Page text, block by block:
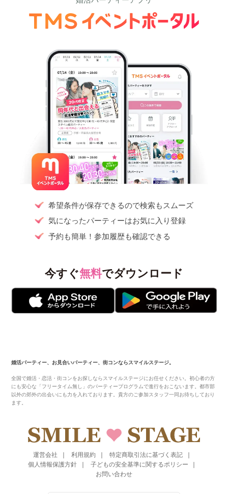
希望条件が保存できるので検索もスムーズ
気になったパーティーはお気に入り登録
予約も簡単！参加履歴も確認できる
今すぐ無料でダウンロード
婚活パーティー、お見合いパーティー、街コンならスマイルステージ。
全国で婚活・恋活・街コンをお探しならスマイルステージにお任せください。初心者の方
にも安心な「フリータイム無し」のパーティープログラムで進行をおこないます。都市部
以外の郊外の出会いにも力を入れております。貴方のご参加スタッフ一同お待ちしており
ます。
運営会社 利用規約
特定商取引法に基づく表記
個人情報保護方針
子どもの安全基準に関するポリシー
お問い合わせ